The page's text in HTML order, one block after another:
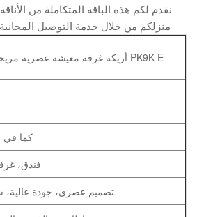
نقدم لكم هذه الباقة المتكاملة من
منزلكم من خلال خدمة التوصيل
أريكة غرفة معيشة عصرية مريحة مع قماش PK9K-E
كما في
فندق،
تصميم عصري، جودة عالية،